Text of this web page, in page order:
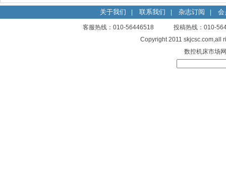
关于我们 联系我们 杂志订阅 会
客服热线：010-56446518 投稿热线：
Copyright 2011
数控机床市场网